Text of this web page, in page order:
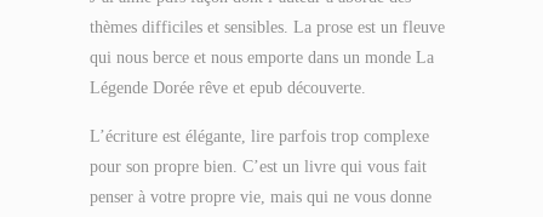
thèmes difficiles et sensibles. La prose est un fleuve
qui nous berce et nous emporte dans un monde La
Légende Dorée rêve et epub découverte.
L’écriture est élégante, lire parfois trop complexe
pour son propre bien. C’est un livre qui vous fait
penser à votre propre vie, mais qui ne vous donne